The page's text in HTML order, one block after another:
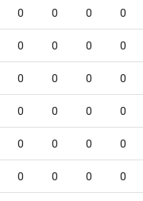
0 0 0 0
0 0 0 0
0 0 0 0
0 0 0 0
0 0 0 0
0 0 0 0